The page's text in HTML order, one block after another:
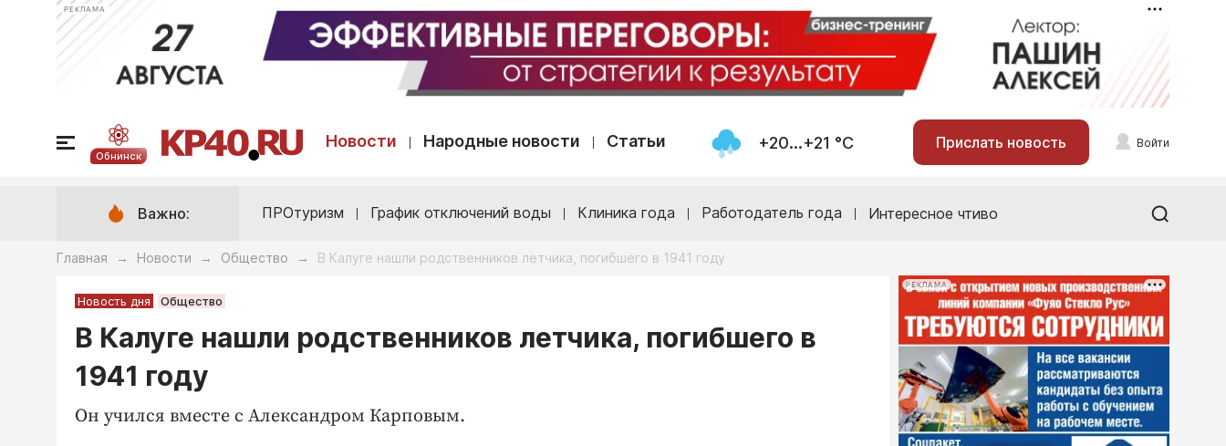
РЕКЛАМА
Обнинск
Новости Народные новости Статьи +20...+21 °С Прислать новость Войти
Важно: ПРОтуризм График отключений воды Клиника года Работодатель года Интересное чтиво
Главная → Новости → Общество → В Калуге нашли родственников летчика, погибшего в 1941 году
Новость дня Общество
В Калуге нашли родственников летчика, погибшего в
1941 году
Он учился вместе с Александром Карповым.
РЕКЛАМА